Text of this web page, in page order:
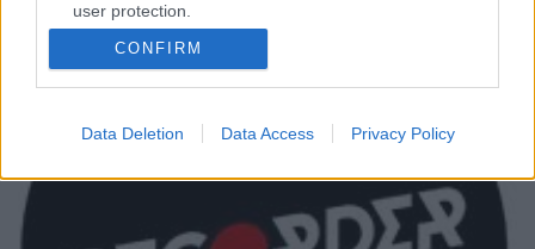
user protection.
CONFIRM
Data Deletion Data Access Privacy Policy